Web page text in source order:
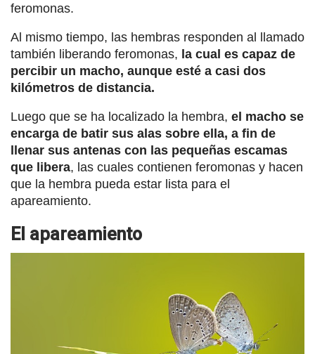
feromonas.
Al mismo tiempo, las hembras responden al llamado
también liberando feromonas, la cual es capaz de
percibir un macho, aunque esté a casi dos
kilómetros de distancia.
Luego que se ha localizado la hembra, el macho se
encarga de batir sus alas sobre ella, a fin de
llenar sus antenas con las pequeñas escamas
que libera, las cuales contienen feromonas y hacen
que la hembra pueda estar lista para el
apareamiento.
El apareamiento